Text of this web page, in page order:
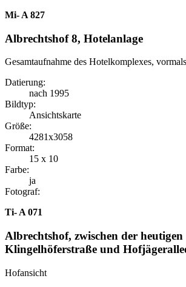
Mi- A 827
Albrechtshof 8, Hotelanlage
Gesamtaufnahme des Hotelkomplexes,
Datierung:
nach 1995
Bildtyp:
Ansichtskarte
Größe:
4281x3058
Format:
15 x 10
Farbe:
ja
Fotograf:
Ti- A 071
Albrechtshof, zwischen der heutigen
Klingelhöferstraße und
Hofansicht